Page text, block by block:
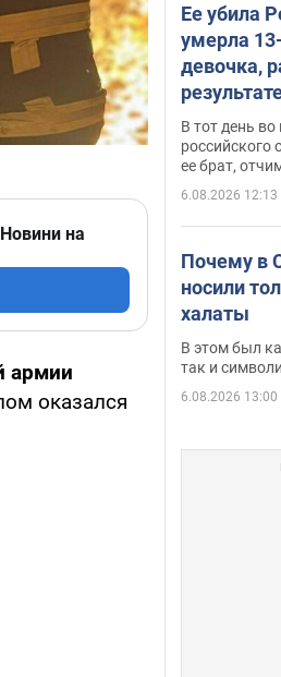
на
армии
оказался
Ее убила
умерла
девочка,
атаки на
область.
В тот день во
российского
ее брат,
6.08.2026 12:13
Почему в
носили
халаты
В этом был
так и
6.08.2026 13:00